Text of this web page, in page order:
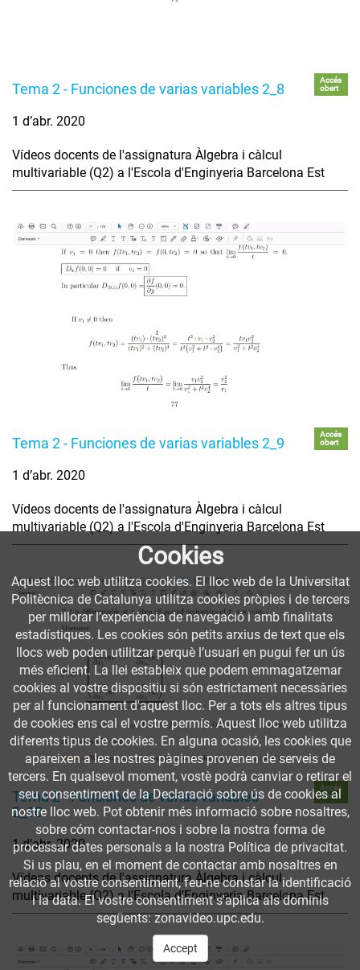
Tema 2 - Funciones de varias variables 2_8
Accés
obert
1 d’abr. 2020
Vídeos docents de l'assignatura Àlgebra i càlcul
multivariable (Q2) a l'Escola d'Enginyeria Barcelona Est
Tema 2 - Funciones de varias variables 2_9
Accés
obert
1 d’abr. 2020
Vídeos docents de l'assignatura Àlgebra i càlcul
multivariable (Q2) a l'Escola d'Enginyeria Barcelona Est
Tema 2 - Funciones de varias variables
2_10
Accés
obert
1 d’abr. 2020
Vídeos docents de l'assignatura Àlgebra i càlcul
multivariable (Q2) a l'Escola d'Enginyeria Barcelona Est
Cookies
Aquest lloc web utilitza cookies. El lloc web de la Universitat
Politècnica de Catalunya utilitza cookies pròpies i de tercers
per millorar l’experiència de navegació i amb finalitats
estadístiques. Les cookies són petits arxius de text que els
llocs web poden utilitzar perquè l’usuari en pugui fer un ús
més eficient. La llei estableix que podem emmagatzemar
cookies al vostre dispositiu si són estrictament necessàries
per al funcionament d'aquest lloc. Per a tots els altres tipus
de cookies ens cal el vostre permís. Aquest lloc web utilitza
diferents tipus de cookies. En alguna ocasió, les cookies que
apareixen a les nostres pàgines provenen de serveis de
tercers. En qualsevol moment, vostè podrà canviar o retirar el
seu consentiment de la Declaració sobre ús de cookies al
nostre lloc web. Pot obtenir més informació sobre nosaltres,
sobre cóm contactar-nos i sobre la nostra forma de
processar dates personals a la nostra Política de privacitat.
Si us plau, en el moment de contactar amb nosaltres en
relació al vostre consentiment, feu-ne constar la identificació
i la data. El vostre consentiment s'aplica als dominis
següents: zonavideo.upc.edu.
Accept